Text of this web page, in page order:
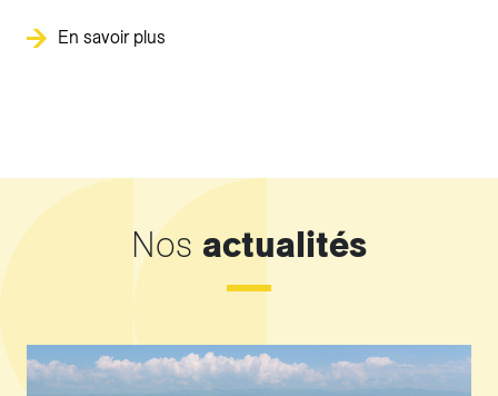
En savoir plus
Nos actualités